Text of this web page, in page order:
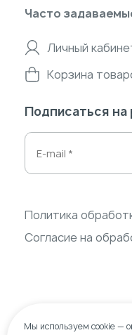
Часто
Личный
Корзина
Подписаться на
Политика
Согласие на
Мы используем cookie—